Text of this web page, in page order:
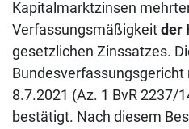
Kapitalmarktzinsen
Verfassungsmäßigkeitder
gesetzlichen Zinssatzes.
Bundesverfassungsgericht
8.7.2021 (Az. 1 BvR 2237/
bestätigt. Nach diesem